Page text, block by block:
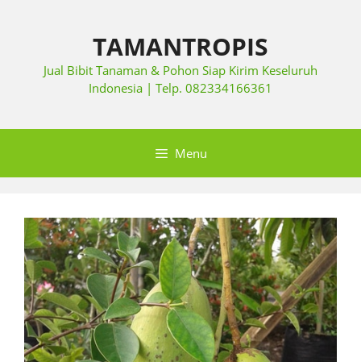
TAMANTROPIS
Jual Bibit Tanaman & Pohon Siap Kirim Keseluruh
Indonesia | Telp. 082334166361
Menu